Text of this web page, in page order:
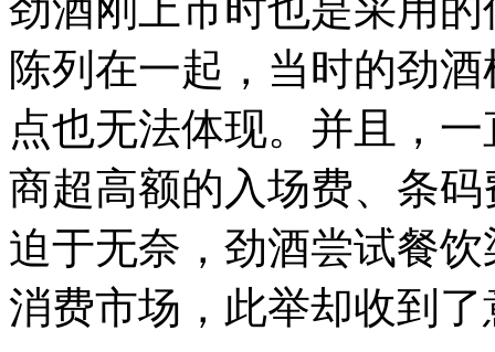
陈列在一起，当时的劲
点也无法体现。并且，
商超高额的入场费、条
迫于无奈，劲酒尝试餐
消费市场，此举却收到